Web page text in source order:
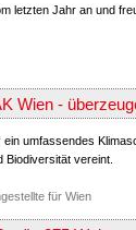
letzten Jahr an und
Wien -
ein umfassendes
Biodiversität vereint.
für Wien